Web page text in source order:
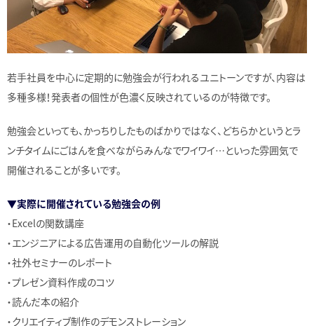
若手社員を中心に定期的に勉強会が行われるユニトーンですが、内容は
多種多様！発表者の個性が色濃く反映されているのが特徴です。
勉強会といっても、かっちりしたものばかりではなく、どちらかというとラ
ンチタイムにごはんを食べながらみんなでワイワイ…といった雰囲気で
開催されることが多いです。
▼実際に開催されている勉強会の例
・Excelの関数講座
・エンジニアによる広告運用の自動化ツールの解説
・社外セミナーのレポート
・プレゼン資料作成のコツ
・読んだ本の紹介
・クリエイティブ制作のデモンストレーション